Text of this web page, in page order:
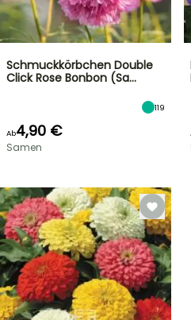
Schmuckkörbchen Double
Click Rose Bonbon (Sa…
119
Ab4,90 €
Samen